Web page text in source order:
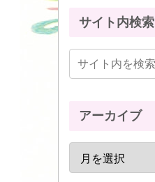
サイト内検索
アーカイブ